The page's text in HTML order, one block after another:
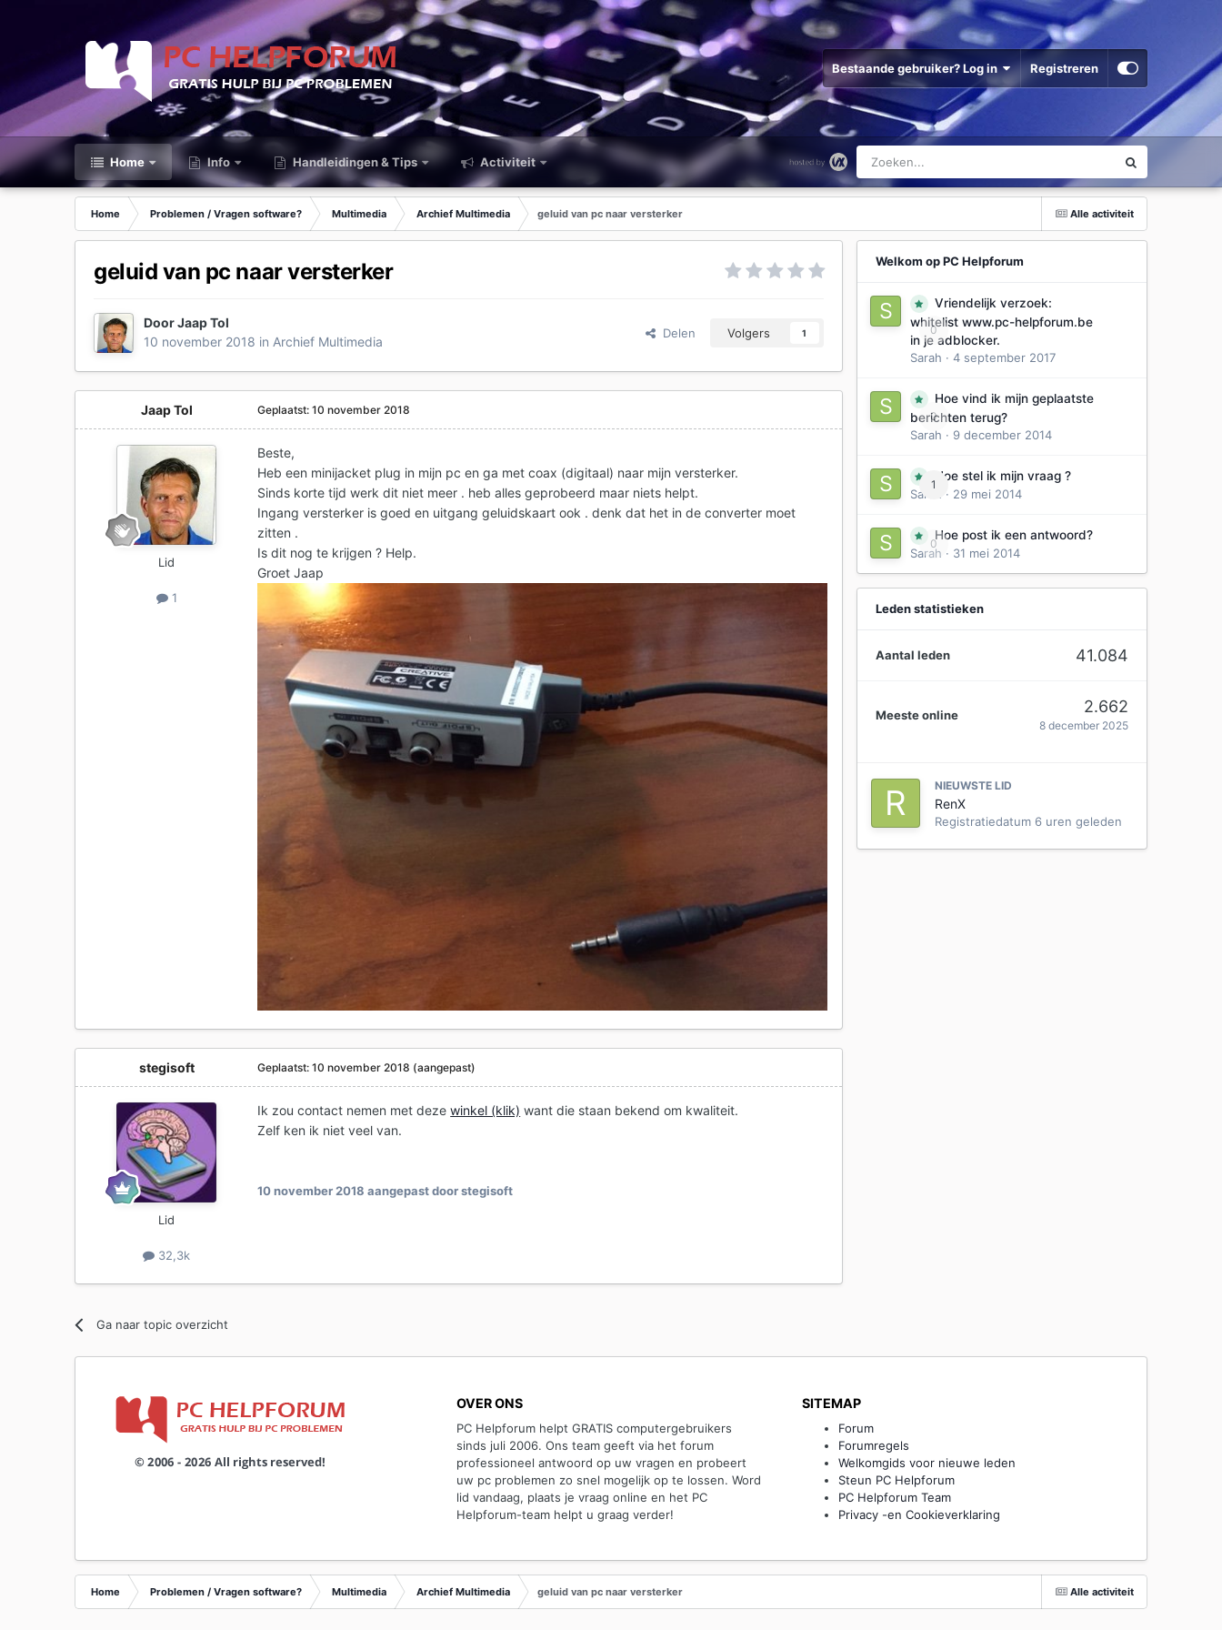
Bestaande gebruiker? Log in Registreren
Home Info Handleidingen & Tips Activiteit
Alle activiteit
Home Problemen / Vragen software? Multimedia Archief Multimedia geluid van pc naar versterker
geluid van pc naar versterker
DoorJaap Tol
10 november 2018 in Archief Multimedia
Delen Volgers 1
Jaap Tol
Lid
1
Geplaatst:10 november 2018
Beste,
Heb een minijacket plug in mijn pc en ga met coax (digitaal) naar mijn versterker.
Sinds korte tijd werk dit niet meer . heb alles geprobeerd maar niets helpt.
Ingang versterker is goed en uitgang geluidskaart ook . denk dat het in de converter moet
zitten .
Is dit nog te krijgen ? Help.
Groet Jaap
stegisoft
Lid
32,3k
Geplaatst:10 november 2018 (aangepast)
Ik zou contact nemen met dezewinkel (klik) want die staan bekend om kwaliteit.
Zelf ken ik niet veel van.
10 november 2018 aangepast door stegisoft
Ga naar topic overzicht
Welkom op PC Helpforum
0
Vriendelijk verzoek:
whitelist www.pc-helpforum.be
in je adblocker.
Sarah · 4 september 2017
0
Hoe vind ik mijn geplaatste
berichten terug?
Sarah · 9 december 2014
1
Hoe stel ik mijn vraag ?
Sarah
· 29 mei 2014
0
Hoe post ik een antwoord?
Sarah · 31 mei 2014
Leden statistieken
Aantal leden 41.084
Meeste online 2.662
8 december 2025
NIEUWSTE LID
RenX
Registratiedatum 6 uren geleden
OVER ONS
PC Helpforum helpt GRATIS computergebruikers
sinds juli 2006. Ons team geeft via het forum
professioneel antwoord op uw vragen en probeert
uw pc problemen zo snel mogelijk op te lossen. Word
lid vandaag, plaats je vraag online en het PC
Helpforum-team helpt u graag verder!
SITEMAP
Forum
Forumregels
Welkomgids voor nieuwe leden
Steun PC Helpforum
PC Helpforum Team
Privacy -en Cookieverklaring
Alle activiteit
Home Problemen / Vragen software? Multimedia Archief Multimedia geluid van pc naar versterker